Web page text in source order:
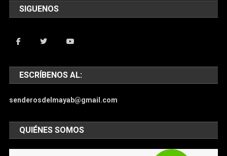
SIGUENOS
ESCRÍBENOS AL:
senderosdelmayab@gmail.com
QUIÉNES SOMOS